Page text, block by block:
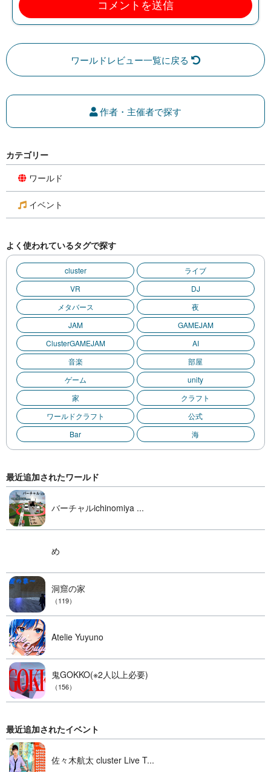
ワールドレビュー一覧に戻る
作者・主催者で探す
カテゴリー
ワールド
イベント
よく使われているタグで探す
cluster
ライブ
VR
DJ
メタバース
夜
JAM
GAMEJAM
ClusterGAMEJAM
AI
音楽
部屋
ゲーム
unity
家
クラフト
ワールドクラフト
公式
Bar
海
最近追加されたワールド
バーチャルichinomiya ...
め
洞窟の家
（119）
Atelie Yuyuno
鬼GOKKO(※2人以上必要)
（156）
最近追加されたイベント
佐々木航太 cluster Live T...